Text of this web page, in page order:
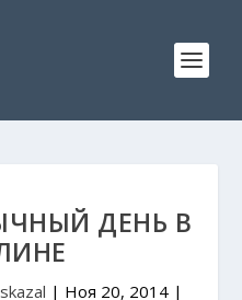
ДЕНЬ В
| Ноя 20, 2014|